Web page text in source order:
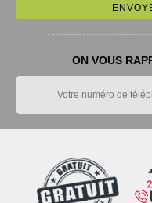
ON VOUS